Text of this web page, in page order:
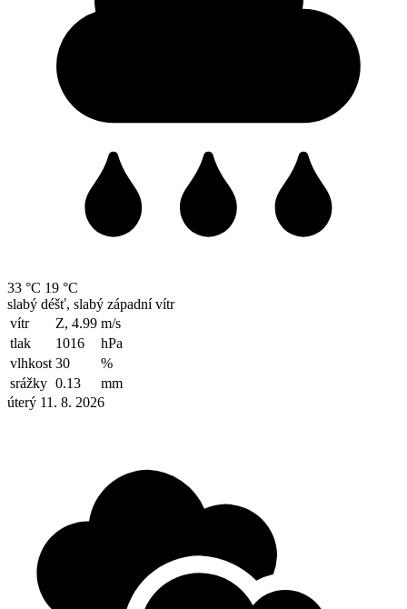
33 °C 19 °C
slabý déšť, slabý západní vítr
vítr
Z, 4.99 m/s
tlak
1016
hPa
vlhkost 30
%
srážky 0.13
mm
úterý 11. 8. 2026